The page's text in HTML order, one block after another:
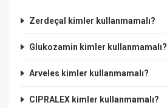
Zerdeçal kimler kullanmamalı?
Glukozamin kimler kullanmamalı?
Arveles kimler kullanmamalı?
CIPRALEX kimler kullanmamalı?